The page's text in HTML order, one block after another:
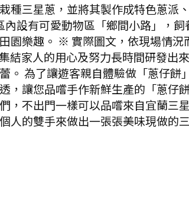
三星蔥，並將其製作成特色蔥派
設有可愛動物區「鄉間小路」，
園樂趣。 ※ 實際圖文，依現場情況
結家人的用心及努力長時間研發出
為了讓遊客親自體驗做「蔥仔
讓您品嚐手作新鮮生產的「蔥仔
不出門一樣可以品嚐來自宜蘭三
的雙手來做出一張張美味現做的